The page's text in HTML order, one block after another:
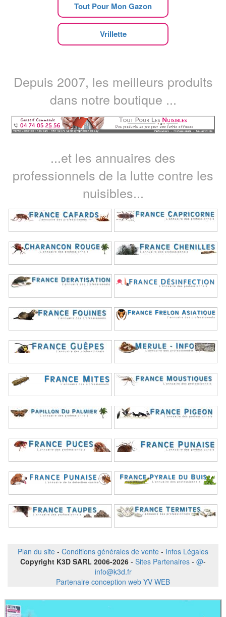
Tout Pour Mon Gazon
Vrillette
Depuis 2007, les meilleurs produits
dans notre boutique ...
...et les annuaires des
professionnels de la lutte contre les
nuisibles...
Plan du site - Conditions générales de vente - Infos Légales
Copyright K3D SARL 2006-2026 - Sites Partenaires - @-
info@k3d.fr
Partenaire conception web YV WEB